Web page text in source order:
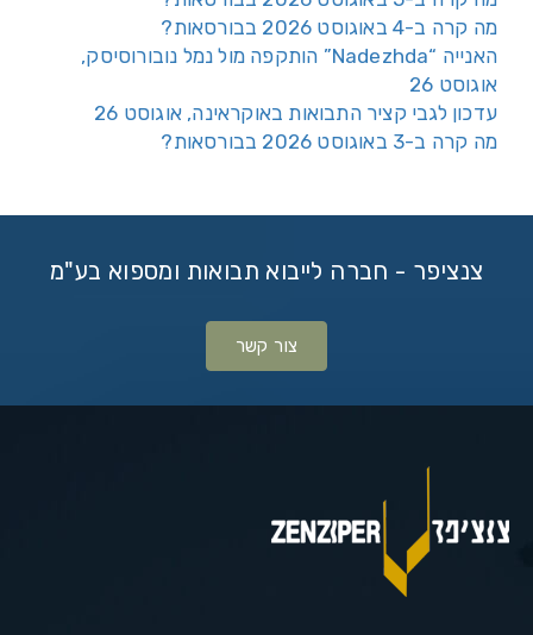
מה קרה ב-4 באוגוסט 2026 בבורסאות?
האנייה “Nadezhda” הותקפה מול נמל נובורוסיסק,
אוגוסט 26
עדכון לגבי קציר התבואות באוקראינה, אוגוסט 26
מה קרה ב-3 באוגוסט 2026 בבורסאות?
צנציפר - חברה לייבוא תבואות ומספוא בע"מ
צור קשר